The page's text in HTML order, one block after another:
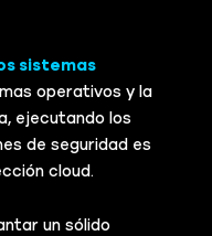
sistemas
operativos y la
ejecutando los
de seguridad es
cloud.
un sólido